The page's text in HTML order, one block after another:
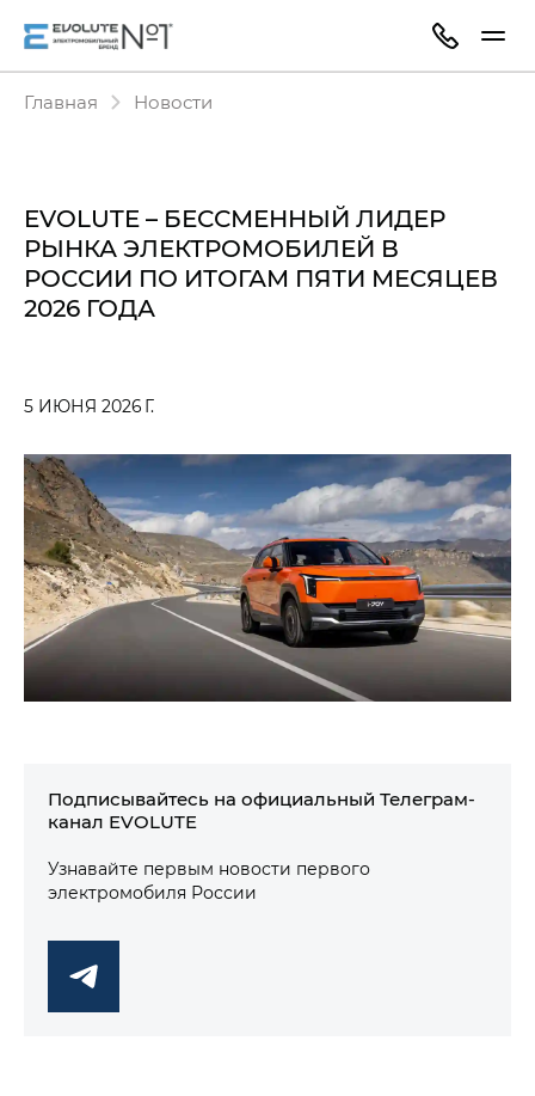
Главная Новости
EVOLUTE – БЕССМЕННЫЙ ЛИДЕР
РЫНКА ЭЛЕКТРОМОБИЛЕЙ В
РОССИИ ПО ИТОГАМ ПЯТИ МЕСЯЦЕВ
2026 ГОДА
5 ИЮНЯ 2026 Г.
Подписывайтесь на официальный Телеграм-
канал EVOLUTE
Узнавайте первым новости первого
электромобиля России